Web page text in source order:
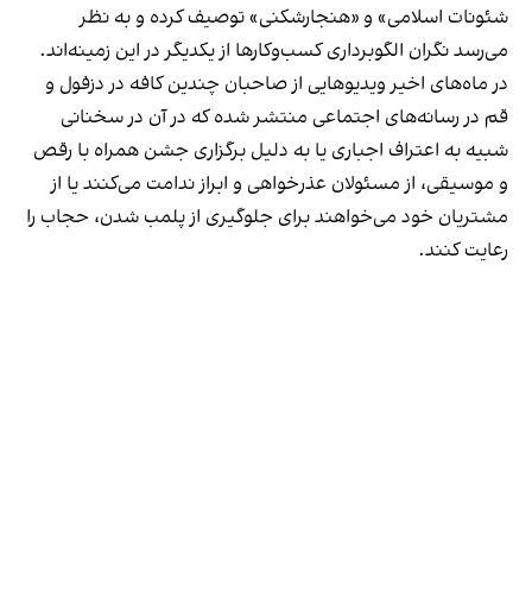
شئونات اسلامی» و «هنجارشکنی» توصیف کرده و به نظر
می‌رسد نگران الگوبرداری کسب‌وکارها از یکدیگر در این زمینه‌اند.
در ماه‌های اخیر ویدیوهایی از صاحبان چندین کافه در دزفول و
قم در رسانه‌های اجتماعی منتشر شده که در آن در سخنانی
شبیه به اعتراف اجباری یا به دلیل برگزاری جشن همراه با رقص
و موسیقی، از مسئولان عذرخواهی و ابراز ندامت می‌کنند یا از
مشتریان خود می‌خواهند برای جلوگیری از پلمب شدن، حجاب را
رعایت کنند.